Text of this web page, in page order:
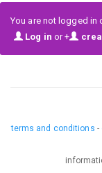
You are not logged in
Log in or +
terms and conditions -